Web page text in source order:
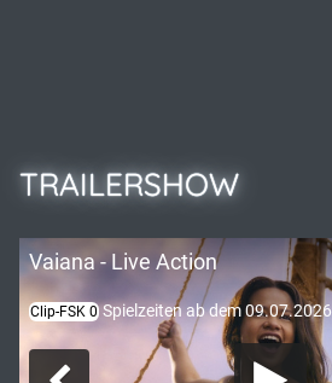
TRAILERSHOW
Vaiana - Live Action
Clip-FSK 0 Spielzeiten ab dem 09.07.2026